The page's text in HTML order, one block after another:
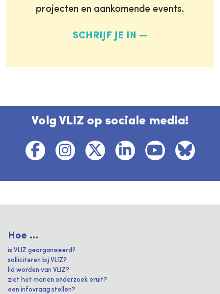
projecten en aankomende events.
SCHRIJF JE IN
Volg VLIZ op sociale media!
Hoe ...
is VLIZ georganiseerd?
solliciteren bij VLIZ?
lid worden van VLIZ?
ziet het marien onderzoek eruit?
een infovraag stellen?